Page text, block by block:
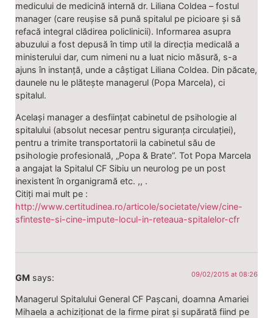
medicului de medicină internă dr. Liliana Coldea – fostul
manager (care reușise să pună spitalul pe picioare și să
refacă integral clădirea policlinicii). Informarea asupra
abuzului a fost depusă în timp util la direcția medicală a
ministerului dar, cum nimeni nu a luat nicio măsură, s-a
ajuns în instanță, unde a câștigat Liliana Coldea. Din păcate,
daunele nu le plătește managerul (Popa Marcela), ci
spitalul.
Același manager a desființat cabinetul de psihologie al
spitalului (absolut necesar pentru siguranța circulației),
pentru a trimite transportatorii la cabinetul său de
psihologie profesională, „Popa & Brate”. Tot Popa Marcela
a angajat la Spitalul CF Sibiu un neurolog pe un post
inexistent în organigramă etc. ,, .
Citiți mai mult pe :
http://www.certitudinea.ro/articole/societate/view/cine-
sfinteste-si-cine-impute-locul-in-reteaua-spitalelor-cfr
GM says: 09/02/2015 at 08:26
Managerul Spitalului General CF Pașcani, doamna Amariei
Mihaela a achiziționat de la firme pirat și supărată fiind pe